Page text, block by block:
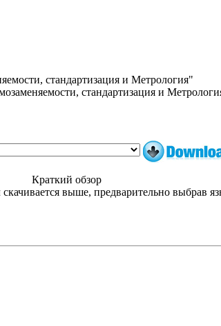
стандартизация и Метрология"
стандартизация и
Краткий обзор
выше, предварительно выбрав